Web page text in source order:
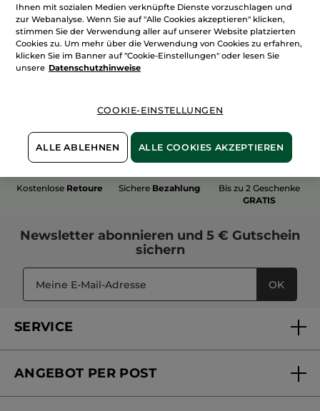
Mehr entdecken
Kostenlose Retoure Sichere Bezahlung
Bis zu 2 Geschenke
GRATIS
Newsletter abonnieren und 5 € Gutschein
sichern
OK
SERVICE
Mein Konto
ANGEBOT PER POST
Ihnen mit sozialen Medien verknüpfte Dienste vorzuschlagen und
zur Webanalyse. Wenn Sie auf "Alle Cookies akzeptieren" klicken,
stimmen Sie der Verwendung aller auf unserer Website platzierten
Cookies zu. Um mehr über die Verwendung von Cookies zu erfahren,
klicken Sie im Banner auf "Cookie-Einstellungen" oder lesen Sie
unsere Datenschutzhinweise
COOKIE-EINSTELLUNGEN
ALLE ABLEHNEN ALLE COOKIES AKZEPTIEREN